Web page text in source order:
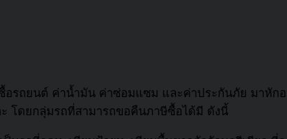
อรถยนต์ ค่าน้ำมัน ค่าซ่อมแซม และค่าประกันภัย มาหั
โดยกลุ่มรถที่สามารถขอคืนภาษีซื้อได้มี ดังนี้